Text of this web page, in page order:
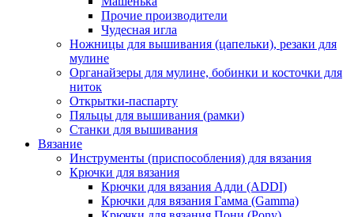
Прочие производители
Чудесная игла
Ножницы для вышивания (цапельки), резаки для
мулине
Органайзеры для мулине, бобинки и косточки для
ниток
Открытки-паспарту
Пяльцы для вышивания (рамки)
Станки для вышивания
Вязание
Инструменты (приспособления) для вязания
Крючки для вязания
Крючки для вязания Адди (ADDI)
Крючки для вязания Гамма (Gamma)